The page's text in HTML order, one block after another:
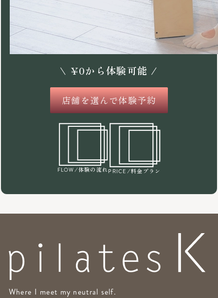
\ ¥0から体験可能 /
店舗を選んで体験予約
FLOW /体験の流れPRICE /料金プラン
Where I meet my neutral self.